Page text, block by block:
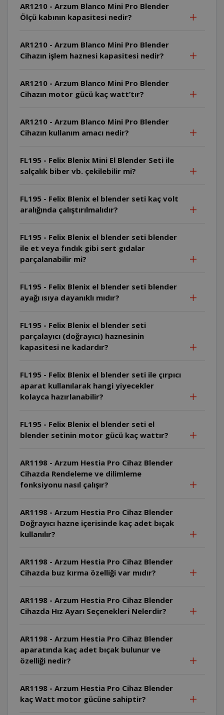
AR1210 - Arzum Blanco Mini Pro Blender
Ölçü kabının kapasitesi nedir?
AR1210 - Arzum Blanco Mini Pro Blender
Cihazın işlem haznesi kapasitesi nedir?
AR1210 - Arzum Blanco Mini Pro Blender
Cihazın motor gücü kaç watt’tır?
AR1210 - Arzum Blanco Mini Pro Blender
Cihazın kullanım amacı nedir?
FL195 - Felix Blenix Mini El Blender Seti ile
salçalık biber vb. çekilebilir mi?
FL195 - Felix Blenix el blender seti kaç volt
aralığında çalıştırılmalıdır?
FL195 - Felix Blenix el blender seti blender
ile et veya fındık gibi sert gıdalar
parçalanabilir mi?
FL195 - Felix Blenix el blender seti blender
ayağı ısıya dayanıklı mıdır?
FL195 - Felix Blenix el blender seti
parçalayıcı (doğrayıcı) haznesinin
kapasitesi ne kadardır?
FL195 - Felix Blenix el blender seti ile çırpıcı
aparat kullanılarak hangi yiyecekler
kolayca hazırlanabilir?
FL195 - Felix Blenix el blender seti el
blender setinin motor gücü kaç wattır?
AR1198 - Arzum Hestia Pro Cihaz Blender
Cihazda Rendeleme ve dilimleme
fonksiyonu nasıl çalışır?
AR1198 - Arzum Hestia Pro Cihaz Blender
Doğrayıcı hazne içerisinde kaç adet bıçak
kullanılır?
AR1198 - Arzum Hestia Pro Cihaz Blender
Cihazda buz kırma özelliği var mıdır?
AR1198 - Arzum Hestia Pro Cihaz Blender
Cihazda Hız Ayarı Seçenekleri Nelerdir?
AR1198 - Arzum Hestia Pro Cihaz Blender
aparatında kaç adet bıçak bulunur ve
özelliği nedir?
AR1198 - Arzum Hestia Pro Cihaz Blender
kaç Watt motor gücüne sahiptir?